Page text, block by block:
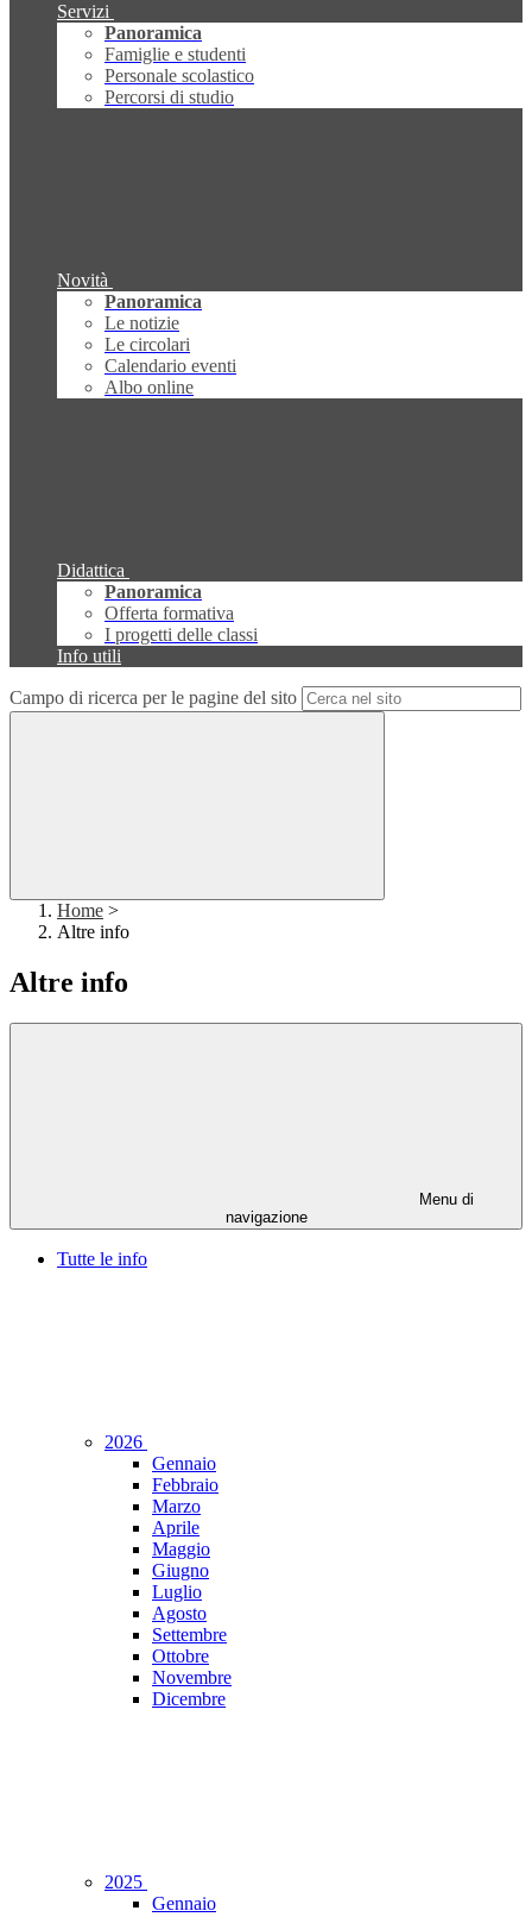
Servizi
Panoramica
Famiglie e studenti
Personale scolastico
Percorsi di studio
Novità
Panoramica
Le notizie
Le circolari
Calendario eventi
Albo online
Didattica
Panoramica
Offerta formativa
I progetti delle classi
Info utili
Campo di ricerca per le pagine del sito
Home >
Altre info
Altre info
Menu di
navigazione
Tutte le info
2026
Gennaio
Febbraio
Marzo
Aprile
Maggio
Giugno
Luglio
Agosto
Settembre
Ottobre
Novembre
Dicembre
2025
Gennaio